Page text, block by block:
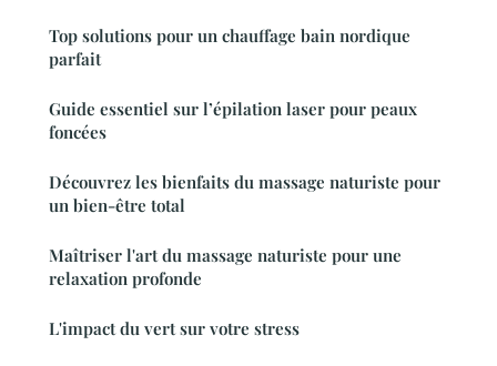
Top solutions pour un chauffage bain nordique
parfait
Guide essentiel sur l’épilation laser pour peaux
foncées
Découvrez les bienfaits du massage naturiste pour
un bien-être total
Maîtriser l'art du massage naturiste pour une
relaxation profonde
L'impact du vert sur votre stress